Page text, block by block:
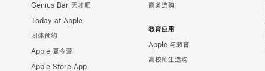
Genius Bar 天才吧
Today at Apple
团体预约
Apple 夏令营
Apple Store App
商务选购
教育应用
Apple 与教育
高校师生选购